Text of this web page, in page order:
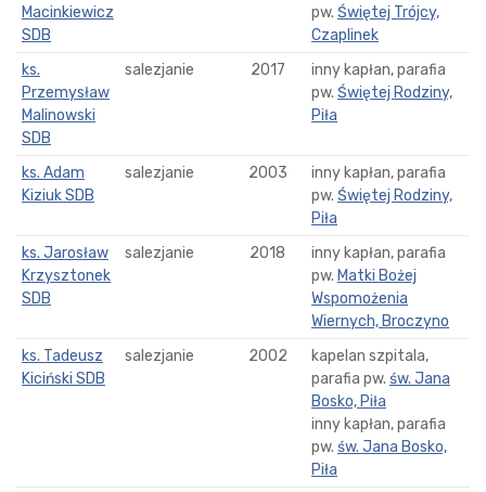
Macinkiewicz
SDB
pw. Świętej Trójcy,
Czaplinek
ks.
Przemysław
Malinowski
SDB
salezjanie 2017
inny kapłan, parafia
pw. Świętej Rodziny,
Piła
ks. Adam
Kiziuk SDB
salezjanie 2003
inny kapłan, parafia
pw. Świętej Rodziny,
Piła
ks. Jarosław
Krzysztonek
SDB
salezjanie 2018
inny kapłan, parafia
pw. Matki Bożej
Wspomożenia
Wiernych, Broczyno
ks. Tadeusz
Kiciński SDB
salezjanie 2002
kapelan szpitala,
parafia pw. św. Jana
Bosko, Piła
inny kapłan, parafia
pw. św. Jana Bosko,
Piła